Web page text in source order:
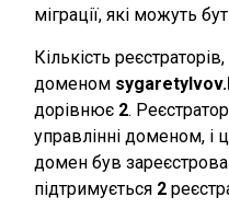
міграції, які можуть
Кількість
доменом
дорівнює 2.
управлінні доменом, і
домен був
підтримується 2